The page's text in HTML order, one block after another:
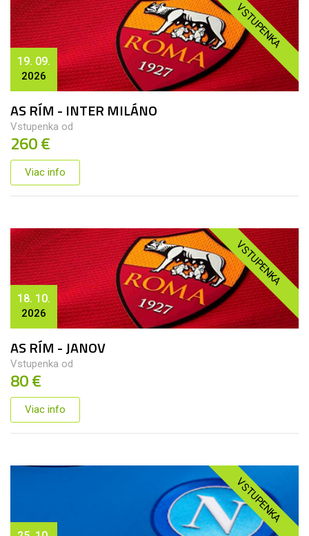
VSTUPENKA
19. 09.
2026
AS RÍM - INTER MILÁNO
Vstupenka od
260 €
Viac info
VSTUPENKA
18. 10.
2026
AS RÍM - JANOV
Vstupenka od
80 €
Viac info
VSTUPENKA